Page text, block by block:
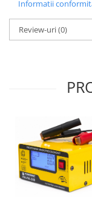
Informatii
Review-uri(0)